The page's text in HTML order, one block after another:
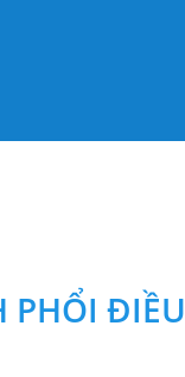
PHỔI ĐIỀU